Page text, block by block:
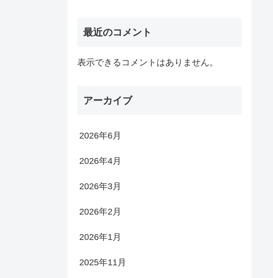
最近のコメント
表示できるコメントはありません。
アーカイブ
2026年6月
2026年4月
2026年3月
2026年2月
2026年1月
2025年11月